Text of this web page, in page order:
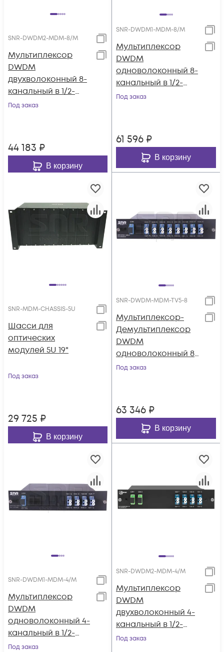
SNR-DWDM2-MDM-8/M
Мультиплексор
DWDM
двухволоконный 8-
канальный в 1/2-
слоте
Под заказ
44 183 ₽
В корзину
SNR-DWDM1-MDM-8/M
Мультиплексор
DWDM
одноволоконный 8-
канальный в 1/2-
слоте
Под заказ
61 596 ₽
В корзину
SNR-MDM-CHASSIS-5U
Шасси для
оптических
модулей 5U 19"
Под заказ
29 725 ₽
В корзину
SNR-DWDM-MDM-TV5-8
Мультиплексор-
Демультиплексор
DWDM
одноволоконный 8-
канальный + TV
Под заказ
63 346 ₽
В корзину
SNR-DWDM1-MDM-4/M
Мультиплексор
DWDM
одноволоконный 4-
канальный в 1/2-
слоте
Под заказ
SNR-DWDM2-MDM-4/M
Мультиплексор
DWDM
двухволоконный 4-
канальный в 1/2-
слоте
Под заказ